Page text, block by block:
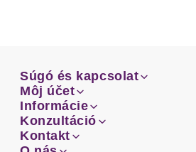
Súgó és kapcsolat
Email
Facebook
Súgó és kapcsolat
Email
Facebook
Môj účet
Prehľad objednávok
Môj účet
Prehľad objednávok
Informácie
Doprava
Informácie
Doprava
Konzultáció
Sprievodca-veľkosťami
Konzultáció
Kontakt
Kontakt